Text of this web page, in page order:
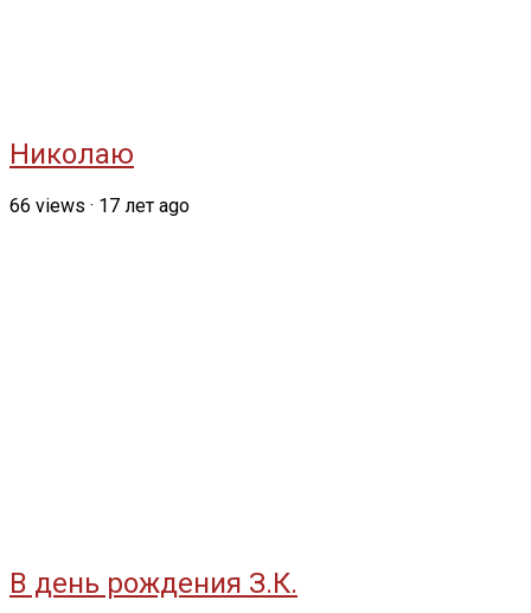
Николаю
66 views · 17 лет ago
В день рождения З.К.